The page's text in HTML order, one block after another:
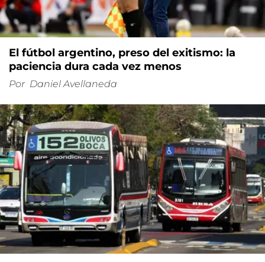
El fútbol argentino, preso del exitismo: la
paciencia dura cada vez menos
Por Daniel Avellaneda